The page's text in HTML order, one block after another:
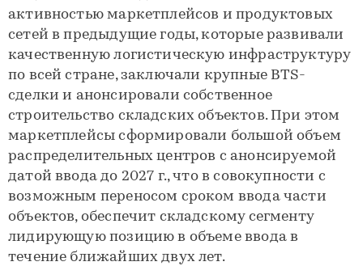
активностью маркетплейсов и продуктовых
сетей в предыдущие годы, которые развивали
качественную логистическую инфраструктуру
по всей стране, заключали крупные BTS-
сделки и анонсировали собственное
строительство складских объектов. При этом
маркетплейсы сформировали большой объем
распределительных центров с анонсируемой
датой ввода до 2027 г., что в совокупности с
возможным переносом сроком ввода части
объектов, обеспечит складскому сегменту
лидирующую позицию в объеме ввода в
течение ближайших двух лет.